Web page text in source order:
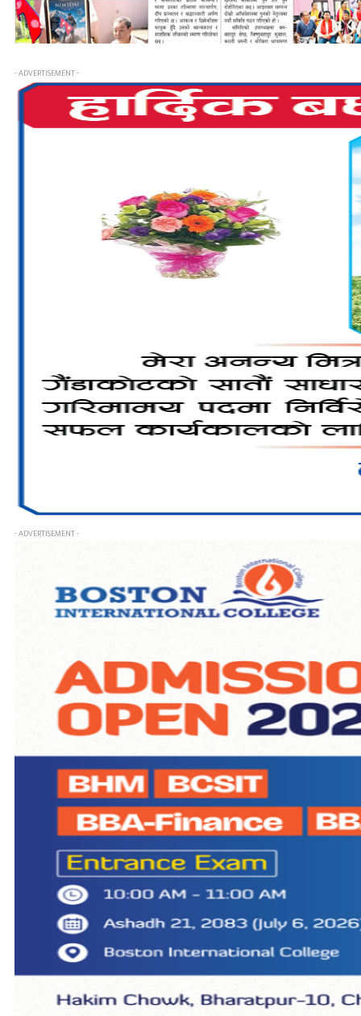
- ADVERTISEMENT -
- ADVERTISEMENT -